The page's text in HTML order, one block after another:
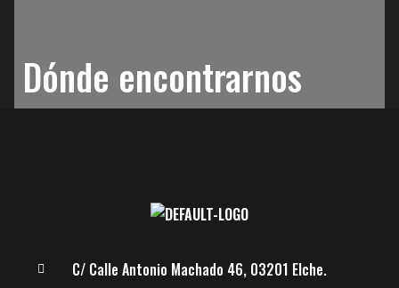
Dónde encontrarnos
C/ Calle Antonio Machado 46, 03201 Elche.